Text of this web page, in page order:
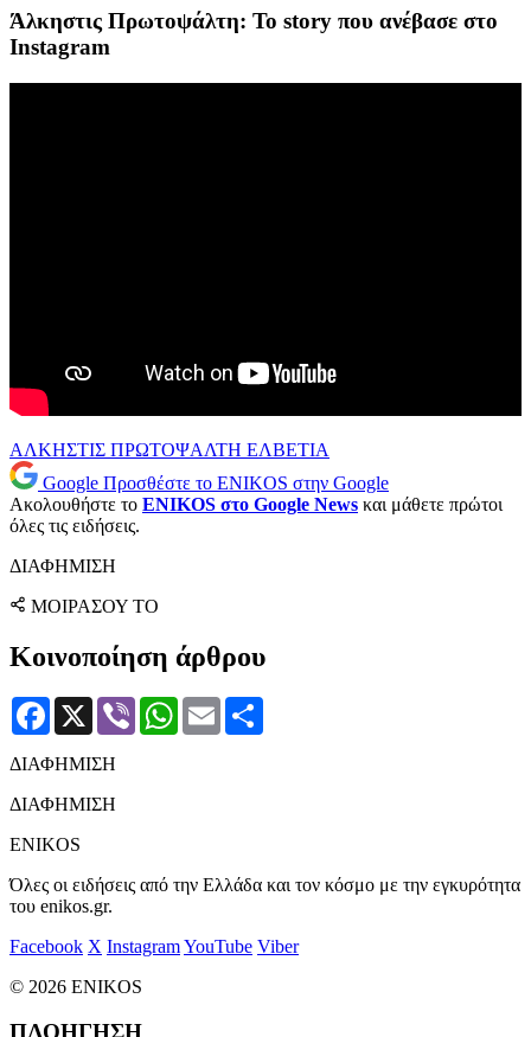
Άλκηστις Πρωτοψάλτη: Το story που ανέβασε στο
Instagram
ΑΛΚΗΣΤΙΣ ΠΡΩΤΟΨΑΛΤΗ ΕΛΒΕΤΙΑ
Google Προσθέστε το ENIKOS στην Google
Ακολουθήστε το ENIKOS στο Google News και μάθετε πρώτοι
όλες τις ειδήσεις.
ΔΙΑΦΗΜΙΣΗ
ΜΟΙΡΑΣΟΥ ΤΟ
Κοινοποίηση άρθρου
Facebook
X Viber WhatsApp
Email
ΔΙΑΦΗΜΙΣΗ
ΔΙΑΦΗΜΙΣΗ
ENIKOS
Όλες οι ειδήσεις από την Ελλάδα και τον κόσμο με την εγκυρότητα
του enikos.gr.
Facebook X InstagramYouTube Viber
© 2026 ENIKOS